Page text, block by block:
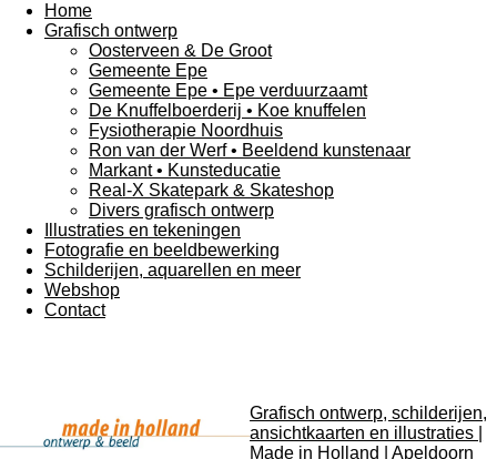
Home
Grafisch ontwerp
Oosterveen & De Groot
Gemeente Epe
Gemeente Epe • Epe verduurzaamt
De Knuffelboerderij • Koe knuffelen
Fysiotherapie Noordhuis
Ron van der Werf • Beeldend kunstenaar
Markant • Kunsteducatie
Real-X Skatepark & Skateshop
Divers grafisch ontwerp
Illustraties en tekeningen
Fotografie en beeldbewerking
Schilderijen, aquarellen en meer
Webshop
Contact
Grafisch ontwerp, schilderijen,
ansichtkaarten en illustraties |
Made in Holland | Apeldoorn